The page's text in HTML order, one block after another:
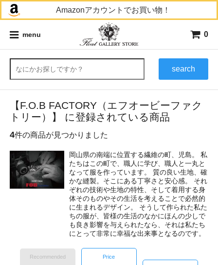
Amazonアカウントでお買い物！
menu 0
search
【F.O.B FACTORY（エフオービーファク
トリー）】 に登録されている商品
4件の商品が見つかりました
岡山県の南端に位置する繊維の町、児島。 私
たちはこの町で、職人に学び、職人と一丸と
なって服を作っています。 質の良い生地、確
かな縫製。そこにある丁寧さと安心感。 それ
ぞれの技術や生地の特性、そして着用する身
体そのものやその生活を考えることで必然的
に生まれるデザイン。 そうして作られた私た
ちの服が、皆様の生活のなかにほんの少しで
も良き影響を与えられたなら、それは私たち
にとって非常に幸福な出来事となるのです。
Recommended
Price